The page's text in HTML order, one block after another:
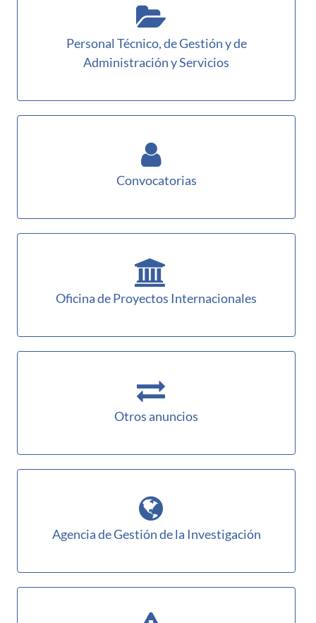
Personal Técnico, de Gestión y de
Administración y Servicios
Convocatorias
Oficina de Proyectos Internacionales
Otros anuncios
Agencia de Gestión de la Investigación